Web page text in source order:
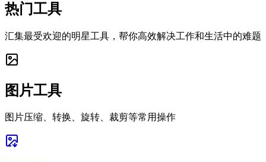
热门工具
汇集最受欢迎的明星工具，帮你高效解决工作和生活中的难题
图片工具
图片压缩、转换、旋转、裁剪等常用操作